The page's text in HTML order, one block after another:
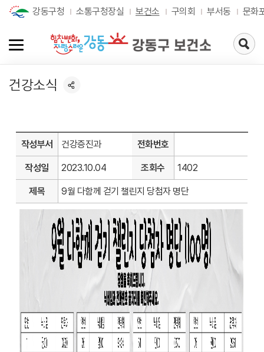
강동구청 소통구청장실 보건소 구의회 부서동 문화
검
색
건강소식
작성부서 건강증진과 전화번호
작성일 2023.10.04 조회수 1402
제목 9월 다함께 걷기 챌린지 당첨자 명단